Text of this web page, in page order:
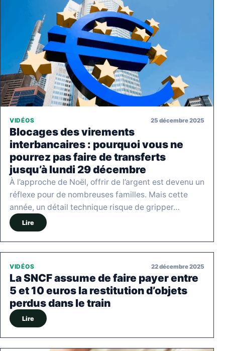
VIDÉOS 25 décembre 2025
Blocages des virements
interbancaires : pourquoi vous ne
pourrez pas faire de transferts
jusqu’à lundi 29 décembre
À l’approche de Noël, offrir de l’argent est devenu un
réflexe pour de nombreuses familles. Mais cette
année, un détail technique risque de gripper…
Lire
VIDÉOS 22 décembre 2025
La SNCF assume de faire payer entre
5 et 10 euros la restitution d’objets
perdus dans le train
Lire